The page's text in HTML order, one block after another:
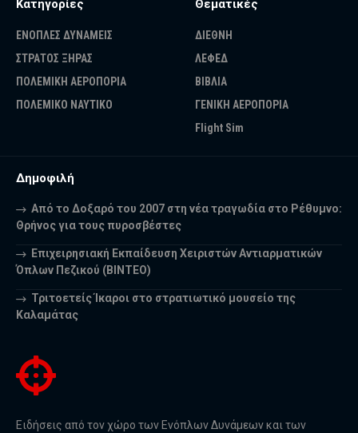
Κατηγορίες
ΕΝΟΠΛΕΣ ΔΥΝΑΜΕΙΣ
ΣΤΡΑΤΟΣ ΞΗΡΑΣ
ΠΟΛΕΜΙΚΗ ΑΕΡΟΠΟΡΙΑ
ΠΟΛΕΜΙΚΟ ΝΑΥΤΙΚΟ
Θεματικές
ΔΙΕΘΝΗ
ΛΕΦΕΔ
ΒΙΒΛΙΑ
ΓΕΝΙΚΗ ΑΕΡΟΠΟΡΙΑ
Flight Sim
Δημοφιλή
Από το Δοξαρό του 2007 στη νέα τραγωδία στο Ρέθυμνο:
Θρήνος για τους πυροσβέστες
Επιχειρησιακή Εκπαίδευση Χειριστών Αντιαρματικών
Όπλων Πεζικού (ΒΙΝΤΕΟ)
Τριτοετείς Ίκαροι στο στρατιωτικό μουσείο της
Καλαμάτας
Ειδήσεις από τον χώρο των Ενόπλων Δυνάμεων και των